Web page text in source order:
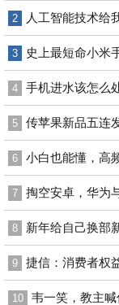
2 人工智能技术给
3 史上最短命小米
4 手机进水该怎么
5 传苹果新品五连
6 小白也能懂，高
7 掏空安卓，华为
8 新年给自己换部
9 捷信：消费者权
10 韦一笑，教主